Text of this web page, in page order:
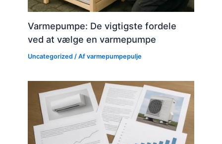
Varmepumpe: De vigtigste fordele
ved at vælge en varmepumpe
Uncategorized / Afvarmepumpepulje